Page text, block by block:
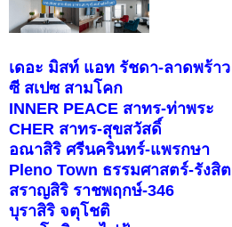
เดอะ มิสท์ แอท รัชดา-ลาดพร้าว
ซี สเปซ สามโคก
INNER PEACE สาทร-ท่าพระ
CHER สาทร-สุขสวัสดิ์
อณาสิริ ศรีนครินทร์-แพรกษา
Pleno Town ธรรมศาสตร์-รังสิต
สราญสิริ ราชพฤกษ์-346
บุราสิริ จตุโชติ